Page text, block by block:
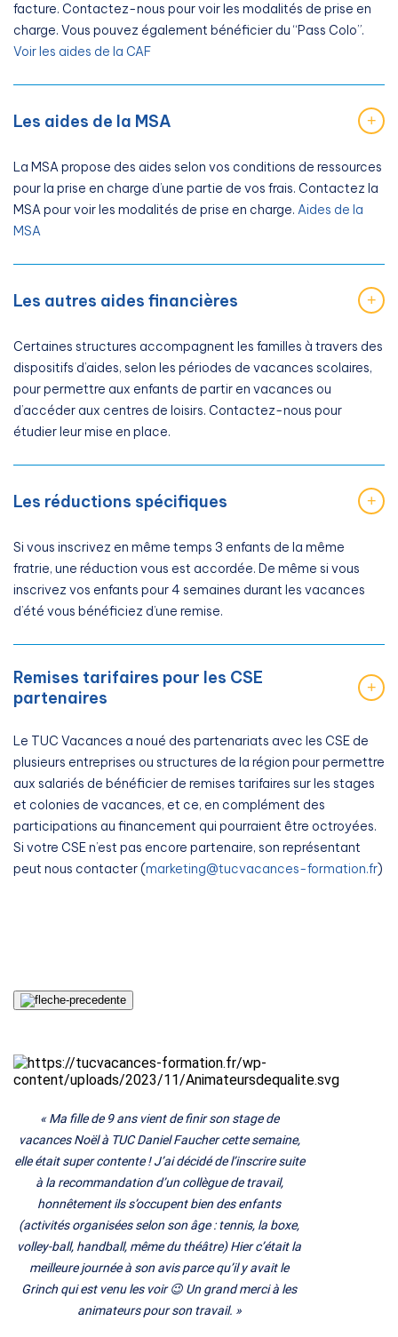
facture. Contactez-nous pour voir les modalités de prise en
charge. Vous pouvez également bénéficier du “Pass Colo”.
Voir les aides de la CAF
Les aides de la MSA +
La MSA propose des aides selon vos conditions de ressources
pour la prise en charge d’une partie de vos frais. Contactez la
MSA pour voir les modalités de prise en charge. Aides de la
MSA
Les autres aides financières +
Certaines structures accompagnent les familles à travers des
dispositifs d’aides, selon les périodes de vacances scolaires,
pour permettre aux enfants de partir en vacances ou
d’accéder aux centres de loisirs. Contactez-nous pour
étudier leur mise en place.
Les réductions spécifiques +
Si vous inscrivez en même temps 3 enfants de la même
fratrie, une réduction vous est accordée. De même si vous
inscrivez vos enfants pour 4 semaines durant les vacances
d’été vous bénéficiez d’une remise.
Remises tarifaires pour les CSE
partenaires
+
Le TUC Vacances a noué des partenariats avec les CSE de
plusieurs entreprises ou structures de la région pour permettre
aux salariés de bénéficier de remises tarifaires sur les stages
et colonies de vacances, et ce, en complément des
participations au financement qui pourraient être octroyées.
Si votre CSE n’est pas encore partenaire, son représentant
peut nous contacter (marketing@tucvacances-formation.fr)
«Ma fille de 9 ans vient de finir son stage de
vacances Noël à TUC Daniel Faucher cette semaine,
elle était super contente ! J’ai décidé de l’inscrire suite
à la recommandation d’un collègue de travail,
honnêtement ils s’occupent bien des enfants
(activités organisées selon son âge : tennis, la boxe,
volley-ball, handball, même du théâtre) Hier c’était la
meilleure journée à son avis parce qu’il y avait le
Grinch qui est venu les voir 😉 Un grand merci à les
animateurs pour son travail. »